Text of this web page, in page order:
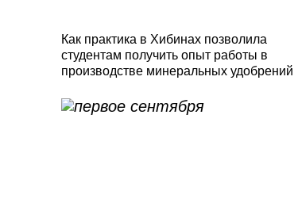
Как практика в Хибинах позволила
студентам получить опыт работы в
производстве минеральных удобрений